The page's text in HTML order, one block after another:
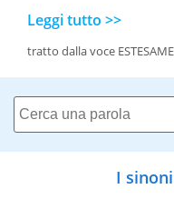
Leggi tutto >>
tratto dalla voce
I